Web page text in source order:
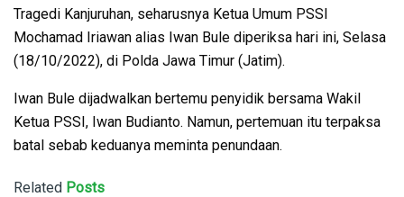
Tragedi Kanjuruhan, seharusnya Ketua Umum PSSI
Mochamad Iriawan alias Iwan Bule diperiksa hari ini, Selasa
(18/10/2022), di Polda Jawa Timur (Jatim).
Iwan Bule dijadwalkan bertemu penyidik bersama Wakil
Ketua PSSI, Iwan Budianto. Namun, pertemuan itu terpaksa
batal sebab keduanya meminta penundaan.
Related Posts